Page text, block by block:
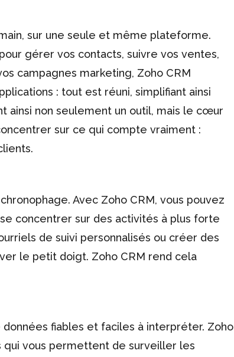
sur une seule et même plateforme.
gérer vos contacts, suivre vos ventes,
campagnes marketing, Zoho CRM
: tout est réuni, simplifiant ainsi
ainsi non seulement un outil, mais le cœur
sur ce qui compte vraiment :
Avec Zoho CRM, vous pouvez
concentrer sur des activités à plus forte
de suivi personnalisés ou créer des
le petit doigt. Zoho CRM rend cela
fiables et faciles à interpréter. Zoho
qui vous permettent de surveiller les